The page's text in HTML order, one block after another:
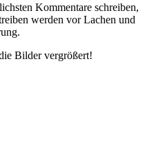
Kommentare schreiben,
werden vor Lachen und
Bilder vergrößert!